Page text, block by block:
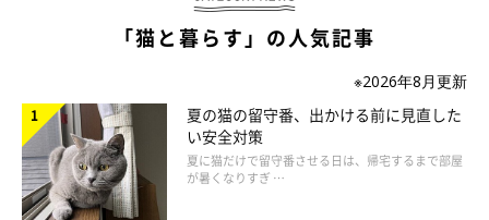
「猫と暮らす」の人気記事
※2026年8月更新
夏の猫の留守番、出かける前に見直した
い安全対策
夏に猫だけで留守番させる日は、帰宅するまで部屋
が暑くなりすぎ …